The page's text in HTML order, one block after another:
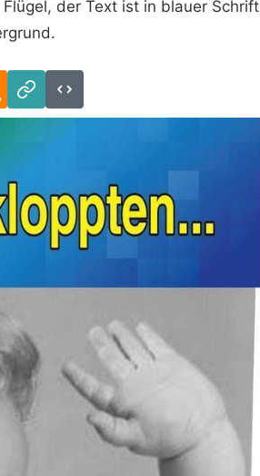
der Text ist in blauer Schrift
Download
Link